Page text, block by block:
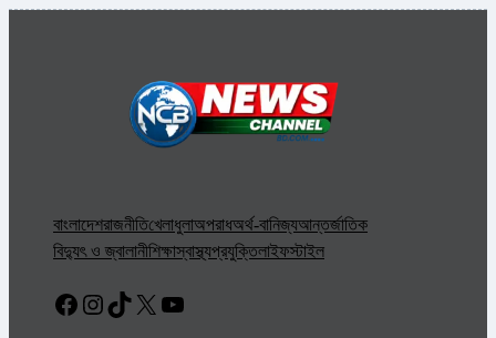
বাংলাদেশরাজনীতিখেলাধুলাঅপরাধঅর্থ-বানিজ্যআন্তর্জাতিক
বিদ্যুৎ ও জ্বালানীশিক্ষাস্বাস্থ্যপ্রযুক্তিলাইফস্টাইল
Facebook
Instagram
TikTok
X YouTube